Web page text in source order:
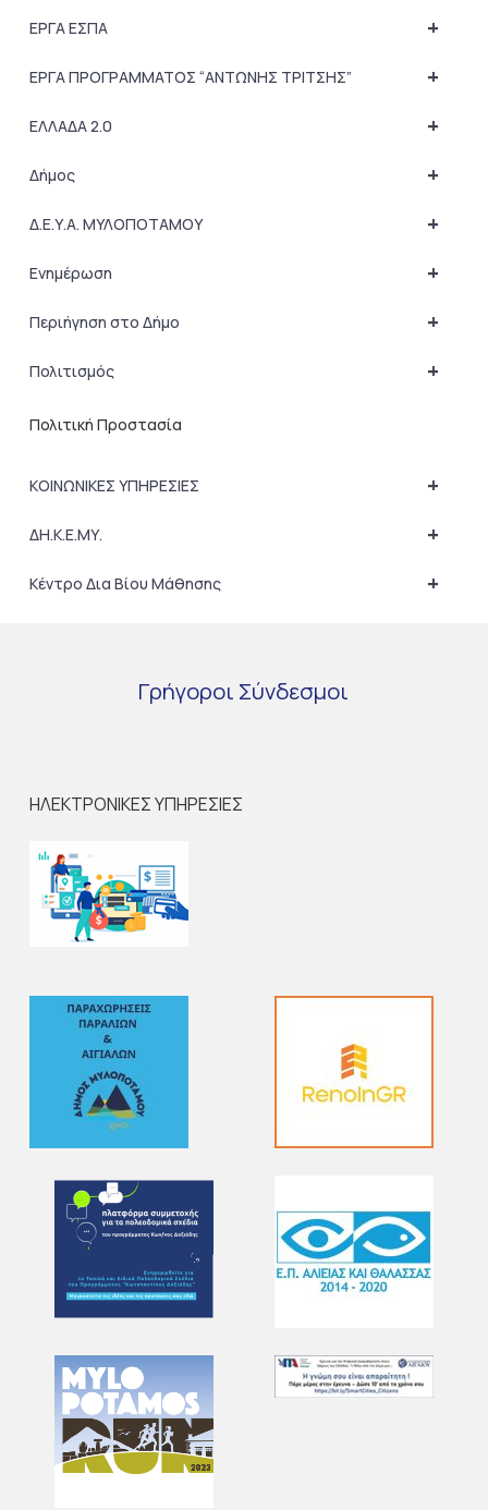
+
ΕΡΓΑ ΕΣΠΑ
+
ΕΡΓΑ ΠΡΟΓΡΑΜΜΑΤΟΣ “ΑΝΤΩΝΗΣ ΤΡΙΤΣΗΣ”
+
ΕΛΛΑΔΑ 2.0
+
Δήμος
+
Δ.Ε.Υ.Α. ΜΥΛΟΠΟΤΑΜΟΥ
+
Ενημέρωση
+
Περιήγηση στο Δήμο
+
Πολιτισμός
Πολιτική Προστασία
+
ΚΟΙΝΩΝΙΚΕΣ ΥΠΗΡΕΣΙΕΣ
+
ΔΗ.Κ.Ε.ΜΥ.
+
Κέντρο Δια Βίου Μάθησης
Γρήγοροι Σύνδεσμοι
ΗΛΕΚΤΡΟΝΙΚΕΣ ΥΠΗΡΕΣΙΕΣ